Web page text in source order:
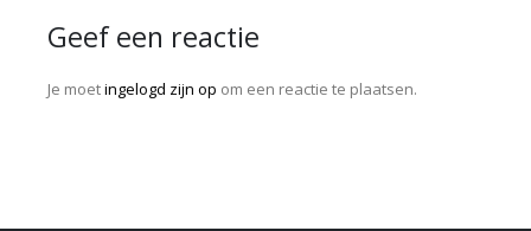
Geef een reactie
Je moetingelogd zijn op om een reactie te plaatsen.